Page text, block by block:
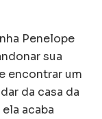
Penelope
sua
encontrar um
da casa da
acaba